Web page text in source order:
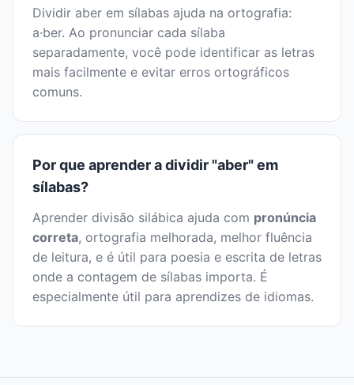
Dividir aber em sílabas ajuda na ortografia:
a·ber. Ao pronunciar cada sílaba
separadamente, você pode identificar as letras
mais facilmente e evitar erros ortográficos
comuns.
Por que aprender a dividir "aber" em
sílabas?
Aprender divisão silábica ajuda com pronúncia
correta, ortografia melhorada, melhor fluência
de leitura, e é útil para poesia e escrita de letras
onde a contagem de sílabas importa. É
especialmente útil para aprendizes de idiomas.